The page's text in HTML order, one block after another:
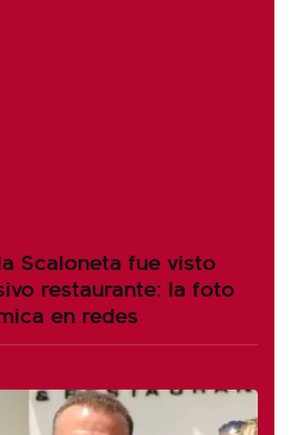
Scaloneta fue visto
restaurante: la foto
en redes